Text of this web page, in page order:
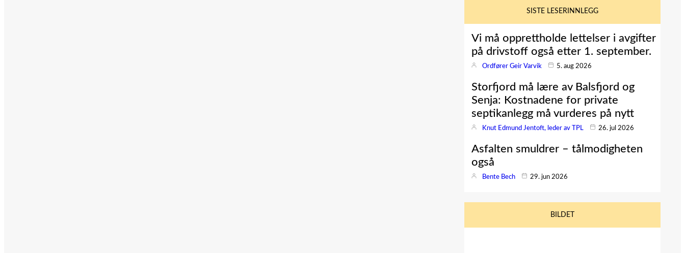
SISTE LESERINNLEGG
Vi må opprettholde lettelser i avgifter
på drivstoff også etter 1. september.
Ordfører Geir Varvik 5. aug 2026
Storfjord må lære av Balsfjord og
Senja: Kostnadene for private
septikanlegg må vurderes på nytt
Knut Edmund Jentoft, leder av TPL 26. jul 2026
Asfalten smuldrer – tålmodigheten
også
Bente Bech 29. jun 2026
BILDET